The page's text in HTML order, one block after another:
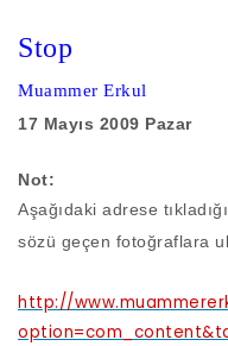
Stop
Muammer Erkul
17 Mayıs 2009 Pazar
Not:
Aşağıdaki adrese
sözü geçen fotoğraflara
http://